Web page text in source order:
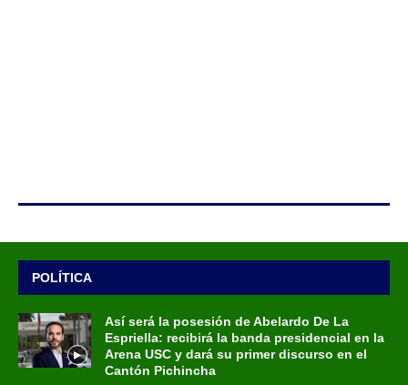
POLÍTICA
Así será la posesión de Abelardo De La
Espriella: recibirá la banda presidencial en la
Arena USC y dará su primer discurso en el
Cantón Pichincha